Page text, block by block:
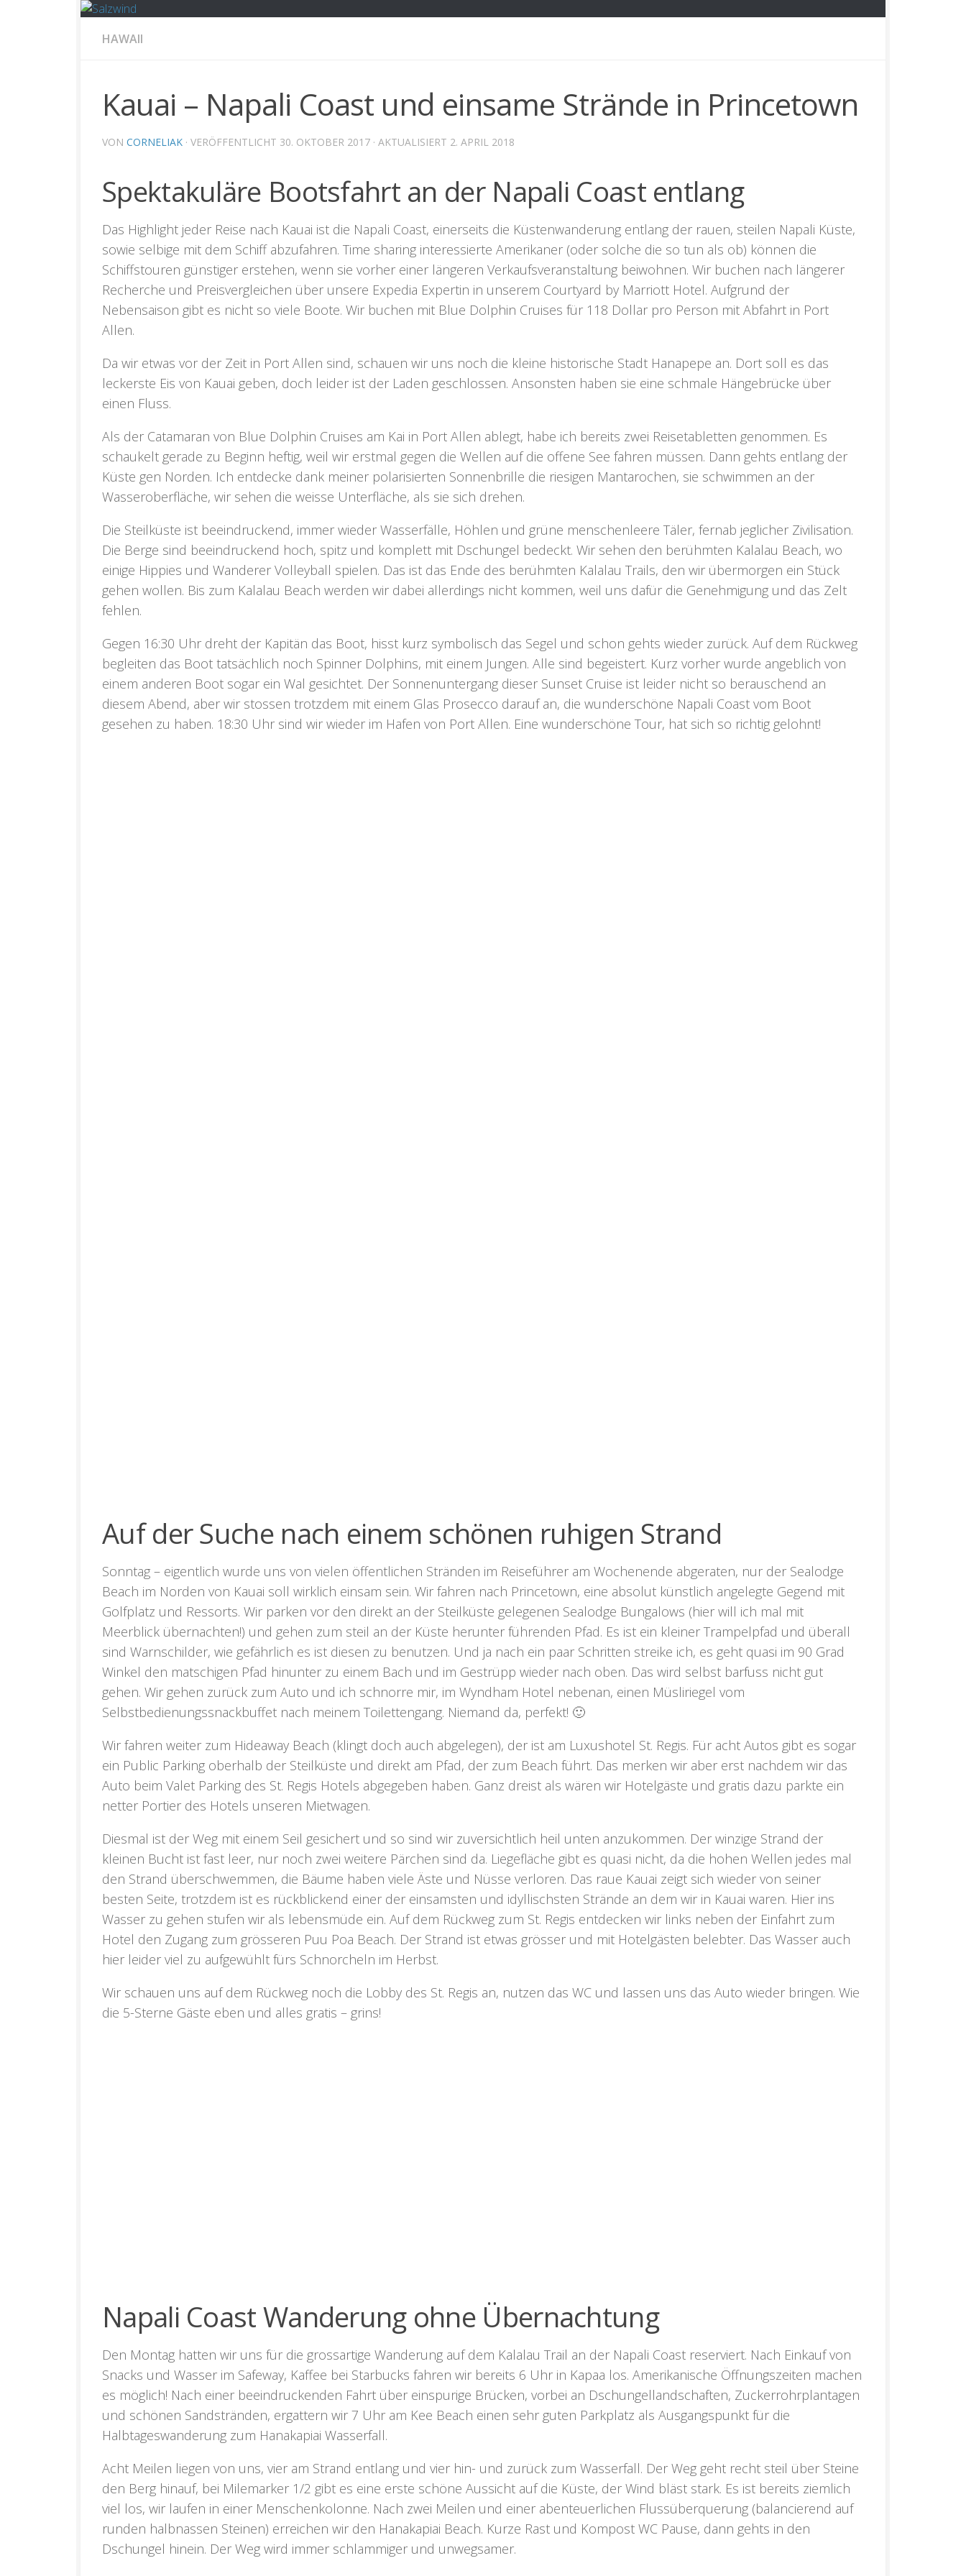
HAWAII
Kauai – Napali Coast und einsame Strände in Princetown
VON CORNELIAK · VERÖFFENTLICHT 30. OKTOBER 2017 · AKTUALISIERT 2. APRIL 2018
Spektakuläre Bootsfahrt an der Napali Coast entlang
Das Highlight jeder Reise nach Kauai ist die Napali Coast, einerseits die Küstenwanderung entlang der rauen, steilen Napali Küste,
sowie selbige mit dem Schiff abzufahren. Time sharing interessierte Amerikaner (oder solche die so tun als ob) können die
Schiffstouren günstiger erstehen, wenn sie vorher einer längeren Verkaufsveranstaltung beiwohnen. Wir buchen nach längerer
Recherche und Preisvergleichen über unsere Expedia Expertin in unserem Courtyard by Marriott Hotel. Aufgrund der
Nebensaison gibt es nicht so viele Boote. Wir buchen mit Blue Dolphin Cruises für 118 Dollar pro Person mit Abfahrt in Port
Allen.
Da wir etwas vor der Zeit in Port Allen sind, schauen wir uns noch die kleine historische Stadt Hanapepe an. Dort soll es das
leckerste Eis von Kauai geben, doch leider ist der Laden geschlossen. Ansonsten haben sie eine schmale Hängebrücke über
einen Fluss.
Als der Catamaran von Blue Dolphin Cruises am Kai in Port Allen ablegt, habe ich bereits zwei Reisetabletten genommen. Es
schaukelt gerade zu Beginn heftig, weil wir erstmal gegen die Wellen auf die offene See fahren müssen. Dann gehts entlang der
Küste gen Norden. Ich entdecke dank meiner polarisierten Sonnenbrille die riesigen Mantarochen, sie schwimmen an der
Wasseroberfläche, wir sehen die weisse Unterfläche, als sie sich drehen.
Die Steilküste ist beeindruckend, immer wieder Wasserfälle, Höhlen und grüne menschenleere Täler, fernab jeglicher Zivilisation.
Die Berge sind beeindruckend hoch, spitz und komplett mit Dschungel bedeckt. Wir sehen den berühmten Kalalau Beach, wo
einige Hippies und Wanderer Volleyball spielen. Das ist das Ende des berühmten Kalalau Trails, den wir übermorgen ein Stück
gehen wollen. Bis zum Kalalau Beach werden wir dabei allerdings nicht kommen, weil uns dafür die Genehmigung und das Zelt
fehlen.
Gegen 16:30 Uhr dreht der Kapitän das Boot, hisst kurz symbolisch das Segel und schon gehts wieder zurück. Auf dem Rückweg
begleiten das Boot tatsächlich noch Spinner Dolphins, mit einem Jungen. Alle sind begeistert. Kurz vorher wurde angeblich von
einem anderen Boot sogar ein Wal gesichtet. Der Sonnenuntergang dieser Sunset Cruise ist leider nicht so berauschend an
diesem Abend, aber wir stossen trotzdem mit einem Glas Prosecco darauf an, die wunderschöne Napali Coast vom Boot
gesehen zu haben. 18:30 Uhr sind wir wieder im Hafen von Port Allen. Eine wunderschöne Tour, hat sich so richtig gelohnt!
Auf der Suche nach einem schönen ruhigen Strand
Sonntag – eigentlich wurde uns von vielen öffentlichen Stränden im Reiseführer am Wochenende abgeraten, nur der Sealodge
Beach im Norden von Kauai soll wirklich einsam sein. Wir fahren nach Princetown, eine absolut künstlich angelegte Gegend mit
Golfplatz und Ressorts. Wir parken vor den direkt an der Steilküste gelegenen Sealodge Bungalows (hier will ich mal mit
Meerblick übernachten!) und gehen zum steil an der Küste herunter führenden Pfad. Es ist ein kleiner Trampelpfad und überall
sind Warnschilder, wie gefährlich es ist diesen zu benutzen. Und ja nach ein paar Schritten streike ich, es geht quasi im 90 Grad
Winkel den matschigen Pfad hinunter zu einem Bach und im Gestrüpp wieder nach oben. Das wird selbst barfuss nicht gut
gehen. Wir gehen zurück zum Auto und ich schnorre mir, im Wyndham Hotel nebenan, einen Müsliriegel vom
Selbstbedienungssnackbuffet nach meinem Toilettengang. Niemand da, perfekt! 🙂
Wir fahren weiter zum Hideaway Beach (klingt doch auch abgelegen), der ist am Luxushotel St. Regis. Für acht Autos gibt es sogar
ein Public Parking oberhalb der Steilküste und direkt am Pfad, der zum Beach führt. Das merken wir aber erst nachdem wir das
Auto beim Valet Parking des St. Regis Hotels abgegeben haben. Ganz dreist als wären wir Hotelgäste und gratis dazu parkte ein
netter Portier des Hotels unseren Mietwagen.
Diesmal ist der Weg mit einem Seil gesichert und so sind wir zuversichtlich heil unten anzukommen. Der winzige Strand der
kleinen Bucht ist fast leer, nur noch zwei weitere Pärchen sind da. Liegefläche gibt es quasi nicht, da die hohen Wellen jedes mal
den Strand überschwemmen, die Bäume haben viele Äste und Nüsse verloren. Das raue Kauai zeigt sich wieder von seiner
besten Seite, trotzdem ist es rückblickend einer der einsamsten und idyllischsten Strände an dem wir in Kauai waren. Hier ins
Wasser zu gehen stufen wir als lebensmüde ein. Auf dem Rückweg zum St. Regis entdecken wir links neben der Einfahrt zum
Hotel den Zugang zum grösseren Puu Poa Beach. Der Strand ist etwas grösser und mit Hotelgästen belebter. Das Wasser auch
hier leider viel zu aufgewühlt fürs Schnorcheln im Herbst.
Wir schauen uns auf dem Rückweg noch die Lobby des St. Regis an, nutzen das WC und lassen uns das Auto wieder bringen. Wie
die 5-Sterne Gäste eben und alles gratis – grins!
Napali Coast Wanderung ohne Übernachtung
Den Montag hatten wir uns für die grossartige Wanderung auf dem Kalalau Trail an der Napali Coast reserviert. Nach Einkauf von
Snacks und Wasser im Safeway, Kaffee bei Starbucks fahren wir bereits 6 Uhr in Kapaa los. Amerikanische Öffnungszeiten machen
es möglich! Nach einer beeindruckenden Fahrt über einspurige Brücken, vorbei an Dschungellandschaften, Zuckerrohrplantagen
und schönen Sandstränden, ergattern wir 7 Uhr am Kee Beach einen sehr guten Parkplatz als Ausgangspunkt für die
Halbtageswanderung zum Hanakapiai Wasserfall.
Acht Meilen liegen von uns, vier am Strand entlang und vier hin- und zurück zum Wasserfall. Der Weg geht recht steil über Steine
den Berg hinauf, bei Milemarker 1/2 gibt es eine erste schöne Aussicht auf die Küste, der Wind bläst stark. Es ist bereits ziemlich
viel los, wir laufen in einer Menschenkolonne. Nach zwei Meilen und einer abenteuerlichen Flussüberquerung (balancierend auf
runden halbnassen Steinen) erreichen wir den Hanakapiai Beach. Kurze Rast und Kompost WC Pause, dann gehts in den
Dschungel hinein. Der Weg wird immer schlammiger und unwegsamer.